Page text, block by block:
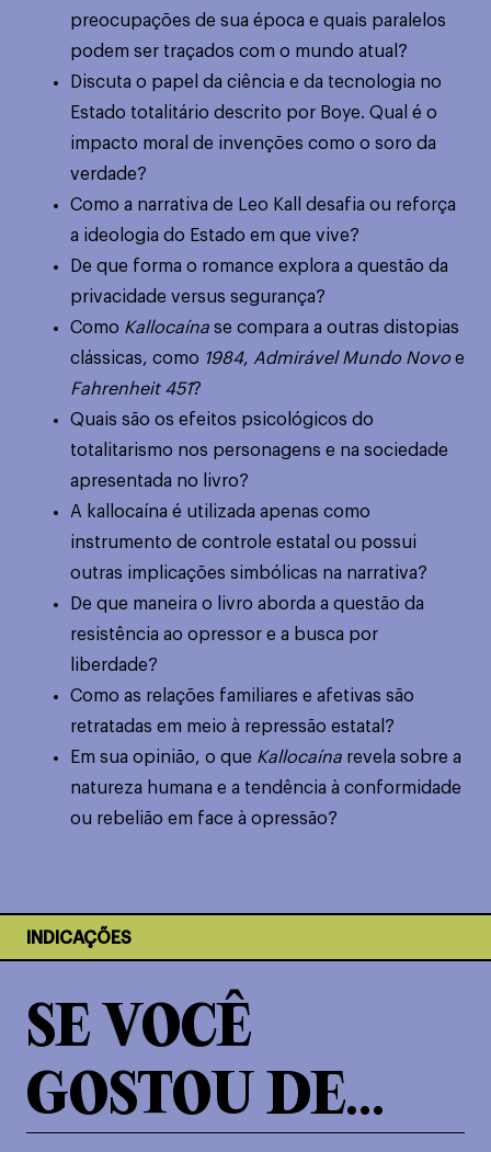
preocupações de sua época e quais paralelos
podem ser traçados com o mundo atual?
Discuta o papel da ciência e da tecnologia no
Estado totalitário descrito por Boye. Qual é o
impacto moral de invenções como o soro da
verdade?
Como a narrativa de Leo Kall desafia ou reforça
a ideologia do Estado em que vive?
De que forma o romance explora a questão da
privacidade versus segurança?
Como Kallocaína se compara a outras distopias
clássicas, como 1984, Admirável Mundo Novoe
Fahrenheit 451?
Quais são os efeitos psicológicos do
totalitarismo nos personagens e na sociedade
apresentada no livro?
A kallocaína é utilizada apenas como
instrumento de controle estatal ou possui
outras implicações simbólicas na narrativa?
De que maneira o livro aborda a questão da
resistência ao opressor e a busca por
liberdade?
Como as relações familiares e afetivas são
retratadas em meio à repressão estatal?
Em sua opinião, o que Kallocaína revela sobre a
natureza humana e a tendência à conformidade
ou rebelião em face à opressão?
INDICAÇÕES
SE VOCÊ
GOSTOU DE...